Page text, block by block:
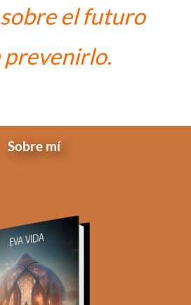
el futuro
prevenirlo.
Sobre mí